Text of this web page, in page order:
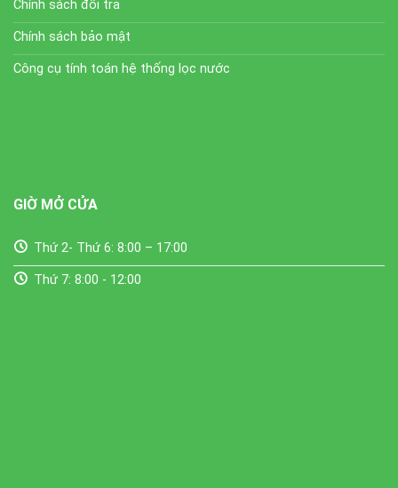
Chính sách đổi trả
Chính sách bảo mật
Công cụ tính toán hệ thống lọc nước
GIỜ MỞ CỬA
Thứ 2- Thứ 6: 8:00 – 17:00
Thứ 7: 8:00 - 12:00